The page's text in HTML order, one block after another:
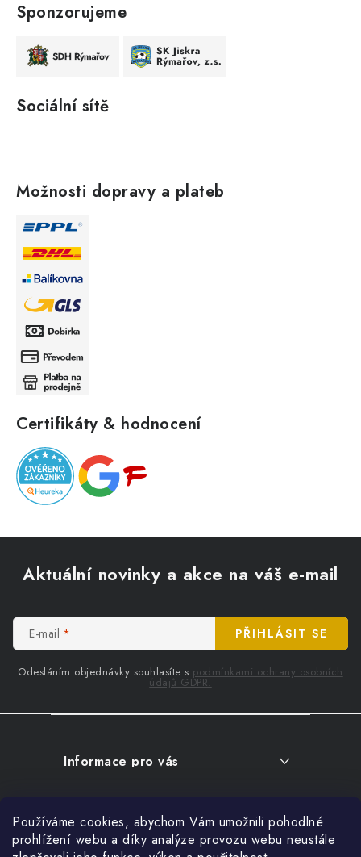
Používáme cookies, abychom Vám umožnili pohodlné
prohlížení webu a díky analýze provozu webu neustále
Sponzorujeme
Sociální sítě
Možnosti dopravy a plateb
Certifikáty & hodnocení
Aktuální novinky a akce na váš e-mail
E-mail
Odesláním objednávky souhlasíte s podmínkami ochrany osobních
údajů GDPR.
PŘIHLÁSIT SE
Informace pro vás
SERVIS
Facebook